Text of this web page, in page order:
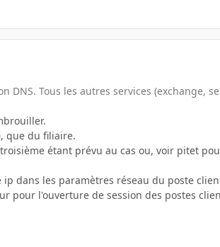
Tous les autres services (exchange,
que du filiaire.
étant prévu au cas ou, voir pitet
dans les paramètres réseau du poste
pour l'ouverture de session des postes